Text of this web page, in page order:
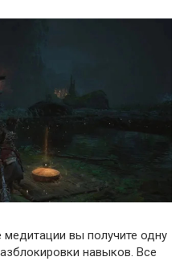
вы получите одну
навыков. Все